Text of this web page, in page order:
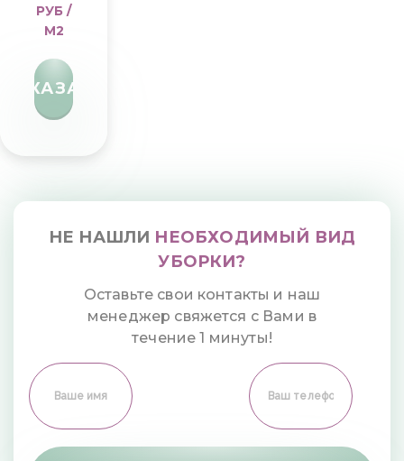
РУБ /
М2
ЗАКАЗАТЬ
НЕ НАШЛИ НЕОБХОДИМЫЙ ВИД
УБОРКИ?
Оставьте свои контакты и наш
менеджер свяжется с Вами в
течение 1 минуты!